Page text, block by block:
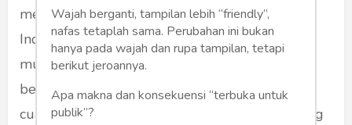
membutuhkan pakaian tebal. Begitu pula di
Indonesia, memasuki musim penghujan jaket
mulai banyak dipakai. Selain stylish, jaket juga
berfungsi untuk menghangatkan tubuh dari
cuaca dingin. Oleh karena itu, memilih kain yang
Wajah berganti, tampilan lebih “friendly”,
nafas tetaplah sama. Perubahan ini bukan
hanya pada wajah dan rupa tampilan, tetapi
berikut jeroannya.
Apa makna dan konsekuensi “terbuka untuk
publik”?